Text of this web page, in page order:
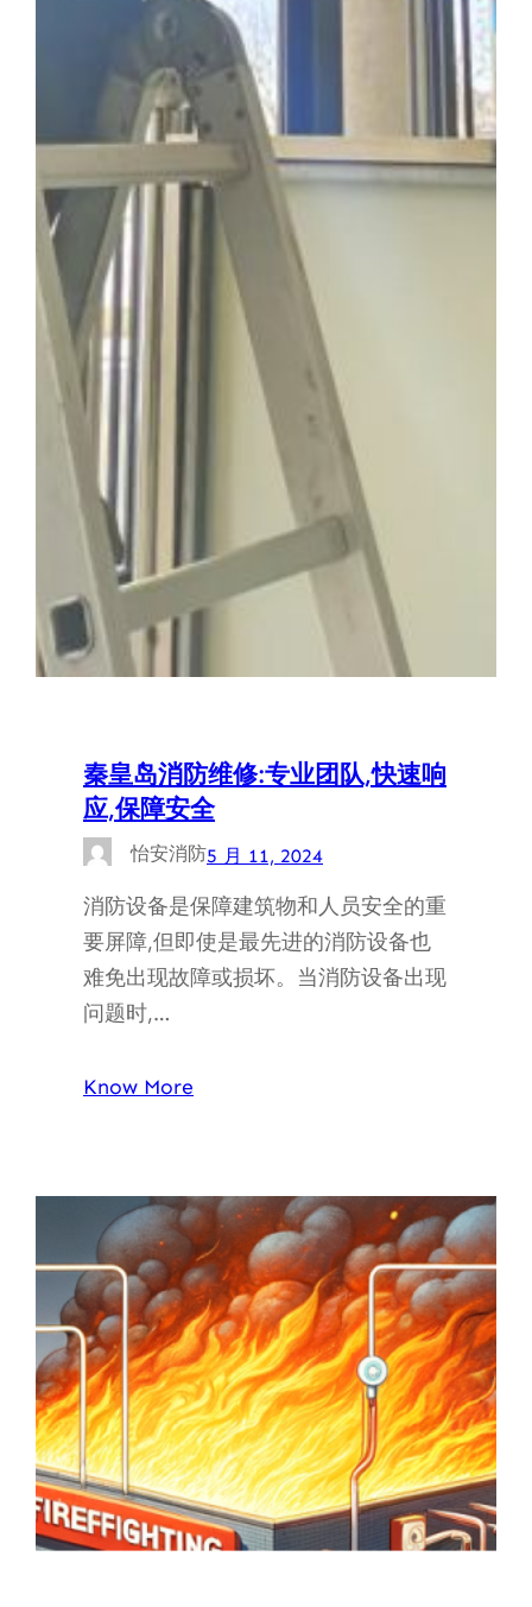
秦皇岛消防维修:专业团队,快速响
应,保障安全
怡安消防5 月 11, 2024
消防设备是保障建筑物和人员安全的重
要屏障,但即使是最先进的消防设备也
难免出现故障或损坏。当消防设备出现
问题时,…
Know More